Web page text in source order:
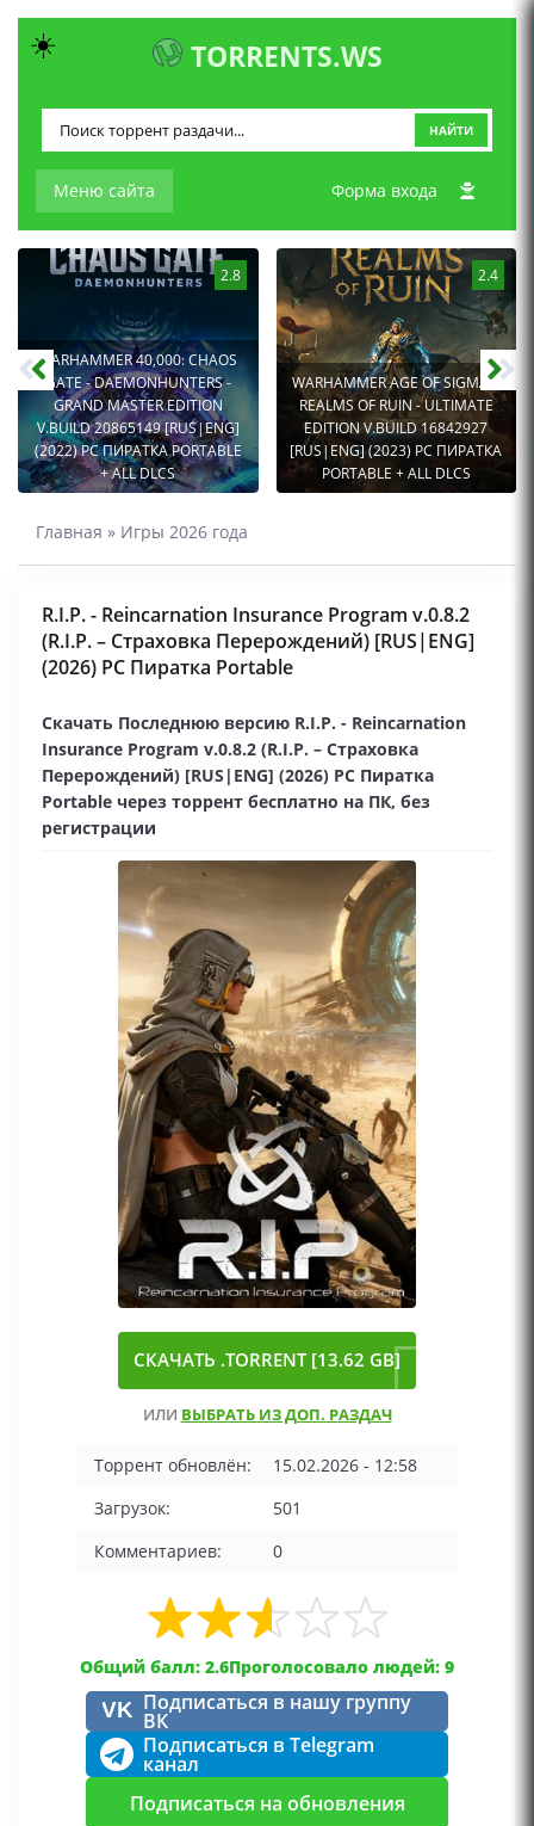
TORRENTS.WS
Меню сайта
НАЙТИ
Форма входа
2.8
WARHAMMER 40,000: CHAOS
GATE - DAEMONHUNTERS -
GRAND MASTER EDITION
V.BUILD 20865149 [RUS|ENG]
(2022) PC ПИРАТКА PORTABLE
+ ALL DLCS
2.4
WARHAMMER AGE OF SIGMAR:
REALMS OF RUIN - ULTIMATE
EDITION V.BUILD 16842927
[RUS|ENG] (2023) PC ПИРАТКА
PORTABLE + ALL DLCS
Главная » Игры 2026 года
R.I.P. - Reincarnation Insurance Program v.0.8.2
(R.I.P. – Страховка Перерождений) [RUS|ENG]
(2026) PC Пиратка Portable
Скачать Последнюю версию R.I.P. - Reincarnation
Insurance Program v.0.8.2 (R.I.P. – Страховка
Перерождений) [RUS|ENG] (2026) PC Пиратка
Portable через торрент бесплатно на ПК, без
регистрации
СКАЧАТЬ .TORRENT [13.62 GB]
ИЛИ ВЫБРАТЬ ИЗ ДОП. РАЗДАЧ
Торрент обновлён:
15.02.2026 - 12:58
Загрузок:
501
Комментариев:
0
Общий балл: 2.6Проголосовало людей: 9
VK Подписаться в нашу группу
ВК
Подписаться в Telegram
канал
Подписаться на обновления
☀️